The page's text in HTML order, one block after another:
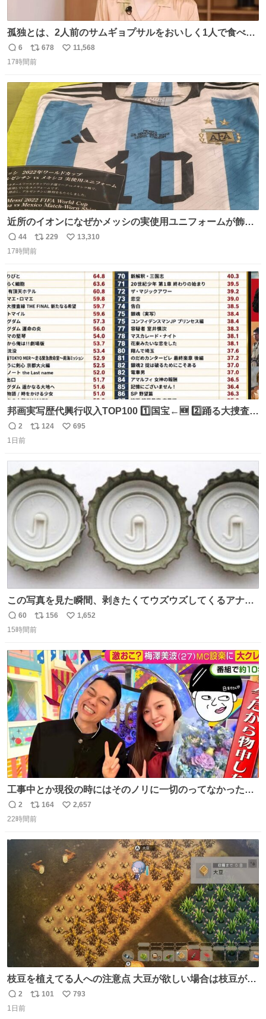
孤独とは、2人前のサムギョプサルをおいしく1人で食べる
ことである←好きすぎる
返
信
6
リ
ポ
ト
数
678
い
数
11,568
17時間前
近所のイオンになぜかメッシの実使用ユニフォームが飾っ
てあっておもろい
返
信
44
リ
ポ
ト
数
229
い
数
13,310
17時間前
邦画実写歴代興行収入TOP100 1️⃣国宝←🆕 2️⃣踊る大捜査線
THE MOVIE2 3️⃣南極物語 4️⃣踊る大捜査線 THE MOVIE 5️⃣
子猫物語 6️⃣劇場版コード・ブルー 7️⃣天と地と 8️⃣永遠の0
どなく、お別れです←🆕 … 60位 キングダム 魂の決戦←🆕
返
信
2
リ
ト
数
124
い
695
1日前
この写真を見た瞬間、剥きたくてウズウズしてくるアナ
タ、完全なる同世代（笑） #70年代 #80年代 #昭和レト
ロ
返
信
60
リ
ポ
ト
数
156
い
数
1,652
15時間前
工事中とか現役の時にはそのノリに一切のってなかった1
番の「設楽の女」が卒業して頭角を現しはじめてて大好き
返
信
2
リ
ポ
数
164
い
数
2,657
22時間前
枝豆を植えてる人への注意点 大豆が欲しい場合は枝豆が収
穫できる状態で秋を迎えましょう。 気になって一部だけ収
穫したら普通に枯れてた… #ほの暮しの庭
返
信
2
リ
101
い
793
1日前